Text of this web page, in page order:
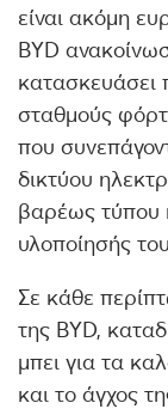
είναι ακόμη
BYD
κατασκευάσει
σταθμούς
που
δικτύου
βαρέως τύπου
υλοποίησής
Σε κάθε
της BYD,
μπει για τα
και το άγχος